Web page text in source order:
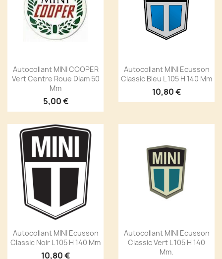
Autocollant MINI COOPER
Vert Centre Roue Diam 50
Mm
5,00 €
Autocollant MINI Ecusson
Classic Bleu L 105 H 140 Mm
10,80 €
Autocollant MINI Ecusson
Classic Noir L 105 H 140 Mm
10,80 €
Autocollant MINI Ecusson
Classic Vert L 105 H 140
Mm.